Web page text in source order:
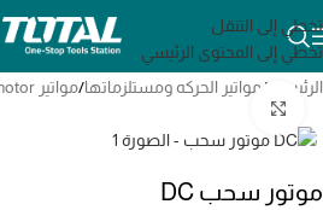
تخطي إلى التنقل
تخطي إلى المحتوى الرئيسي
الرئيسية / مواتير الحركه ومستلزماتها/مواتير motor
موتور سحب DC